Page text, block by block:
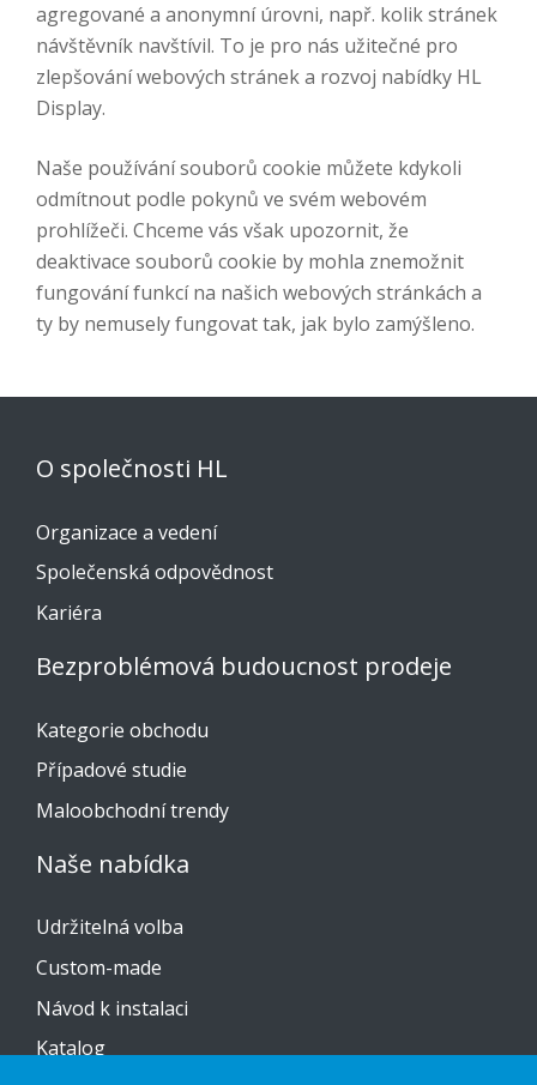
agregované a anonymní úrovni, např. kolik stránek
návštěvník navštívil. To je pro nás užitečné pro
zlepšování webových stránek a rozvoj nabídky HL
Display.
Naše používání souborů cookie můžete kdykoli
odmítnout podle pokynů ve svém webovém
prohlížeči. Chceme vás však upozornit, že
deaktivace souborů cookie by mohla znemožnit
fungování funkcí na našich webových stránkách a
ty by nemusely fungovat tak, jak bylo zamýšleno.
O společnosti HL
Organizace a vedení
Společenská odpovědnost
Kariéra
Bezproblémová budoucnost prodeje
Kategorie obchodu
Případové studie
Maloobchodní trendy
Naše nabídka
Udržitelná volba
Custom-made
Návod k instalaci
Katalog